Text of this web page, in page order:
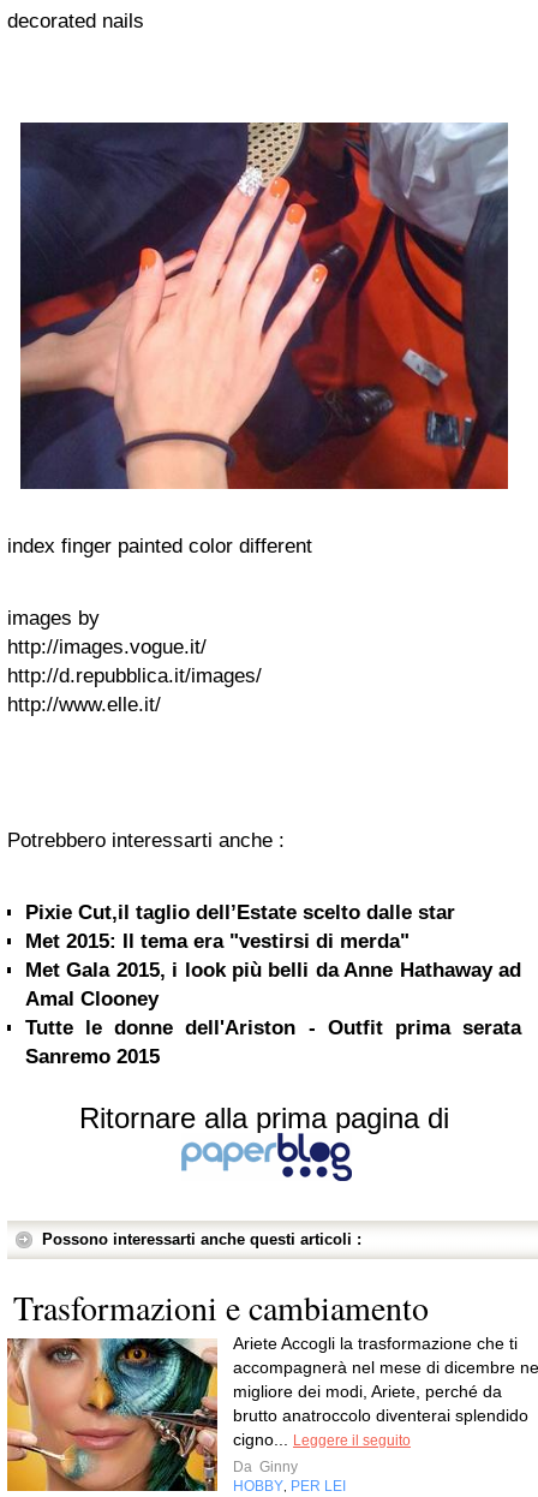
decorated nails
index finger painted color different
images by
http://images.vogue.it/
http://d.repubblica.it/images/
http://www.elle.it/
Potrebbero interessarti anche :
Pixie Cut,il taglio dell’Estate scelto dalle star
Met 2015: Il tema era "vestirsi di merda"
Met Gala 2015, i look più belli da Anne Hathaway ad
Amal Clooney
Tutte le donne dell'Ariston - Outfit prima serata
Sanremo 2015
Ritornare alla prima pagina di
Possono interessarti anche questi articoli :
Trasformazioni e cambiamento
Ariete Accogli la trasformazione che ti
accompagnerà nel mese di dicembre
migliore dei modi, Ariete, perché da
brutto anatroccolo diventerai splendido
cigno...
Leggere il seguito
Da Ginny
HOBBY PER LEI